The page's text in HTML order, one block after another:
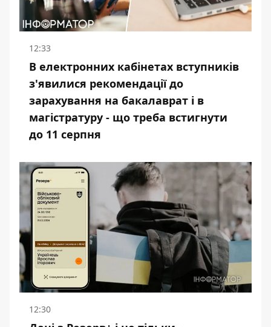
12:33
В електронних кабінетах вступників
з'явилися рекомендації до
зарахування на бакалаврат і в
магістратуру - що треба встигнути
до 11 серпня
12:30